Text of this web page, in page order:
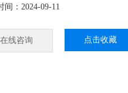
间：2024-09-11
在线咨询 点击收藏